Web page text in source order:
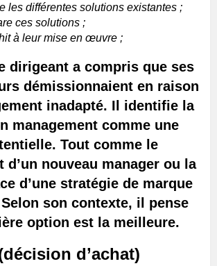
les différentes solutions existantes ;
ces solutions ;
à leur mise en œuvre ;
dirigeant a compris que ses
démissionnaient en raison
inadapté. Il identifie la
management comme une
Tout comme le
d’un nouveau manager ou la
d’une stratégie de marque
son contexte, il pense
option est la meilleure.
d’achat)